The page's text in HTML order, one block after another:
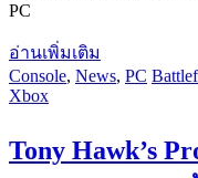
PC
อ่านเพิ่มเติม
Console, News, PC
Xbox
Tony Hawk’s